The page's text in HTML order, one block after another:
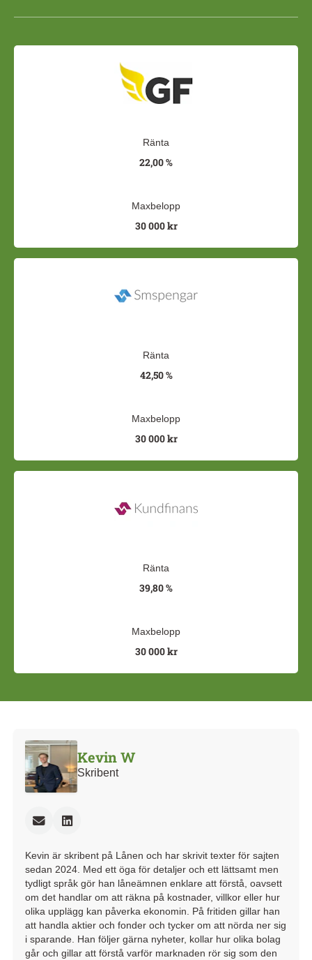
Ränta
22,00 %
Maxbelopp
30 000 kr
Ränta
42,50 %
Maxbelopp
30 000 kr
Ränta
39,80 %
Maxbelopp
30 000 kr
Kevin W
Skribent
Kevin är skribent på Lånen och har skrivit texter för sajten
sedan 2024. Med ett öga för detaljer och ett lättsamt men
tydligt språk gör han låneämnen enklare att förstå, oavsett
om det handlar om att räkna på kostnader, villkor eller hur
olika upplägg kan påverka ekonomin. På fritiden gillar han
att handla aktier och fonder och tycker om att nörda ner sig
i sparande. Han följer gärna nyheter, kollar hur olika bolag
går och gillar att förstå varför marknaden rör sig som den